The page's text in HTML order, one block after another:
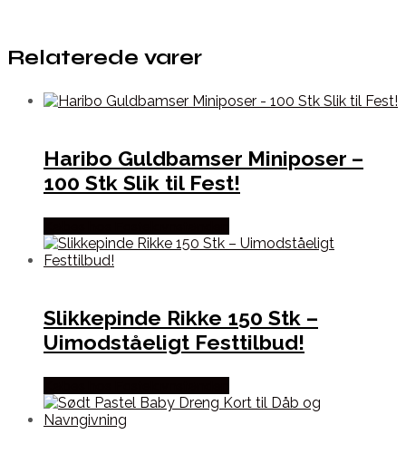
Relaterede varer
Haribo Guldbamser Miniposer –
100 Stk Slik til Fest!
Slikkepinde Rikke 150 Stk –
Uimodståeligt Festtilbud!